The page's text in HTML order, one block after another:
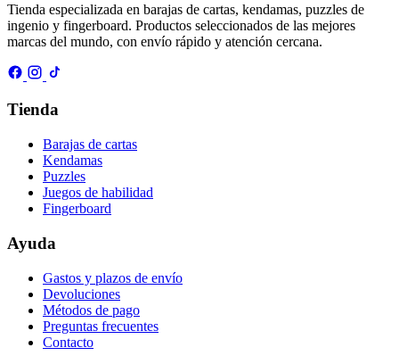
Tienda especializada en barajas de cartas, kendamas, puzzles de
ingenio y fingerboard. Productos seleccionados de las mejores
marcas del mundo, con envío rápido y atención cercana.
Tienda
Barajas de cartas
Kendamas
Puzzles
Juegos de habilidad
Fingerboard
Ayuda
Gastos y plazos de envío
Devoluciones
Métodos de pago
Preguntas frecuentes
Contacto